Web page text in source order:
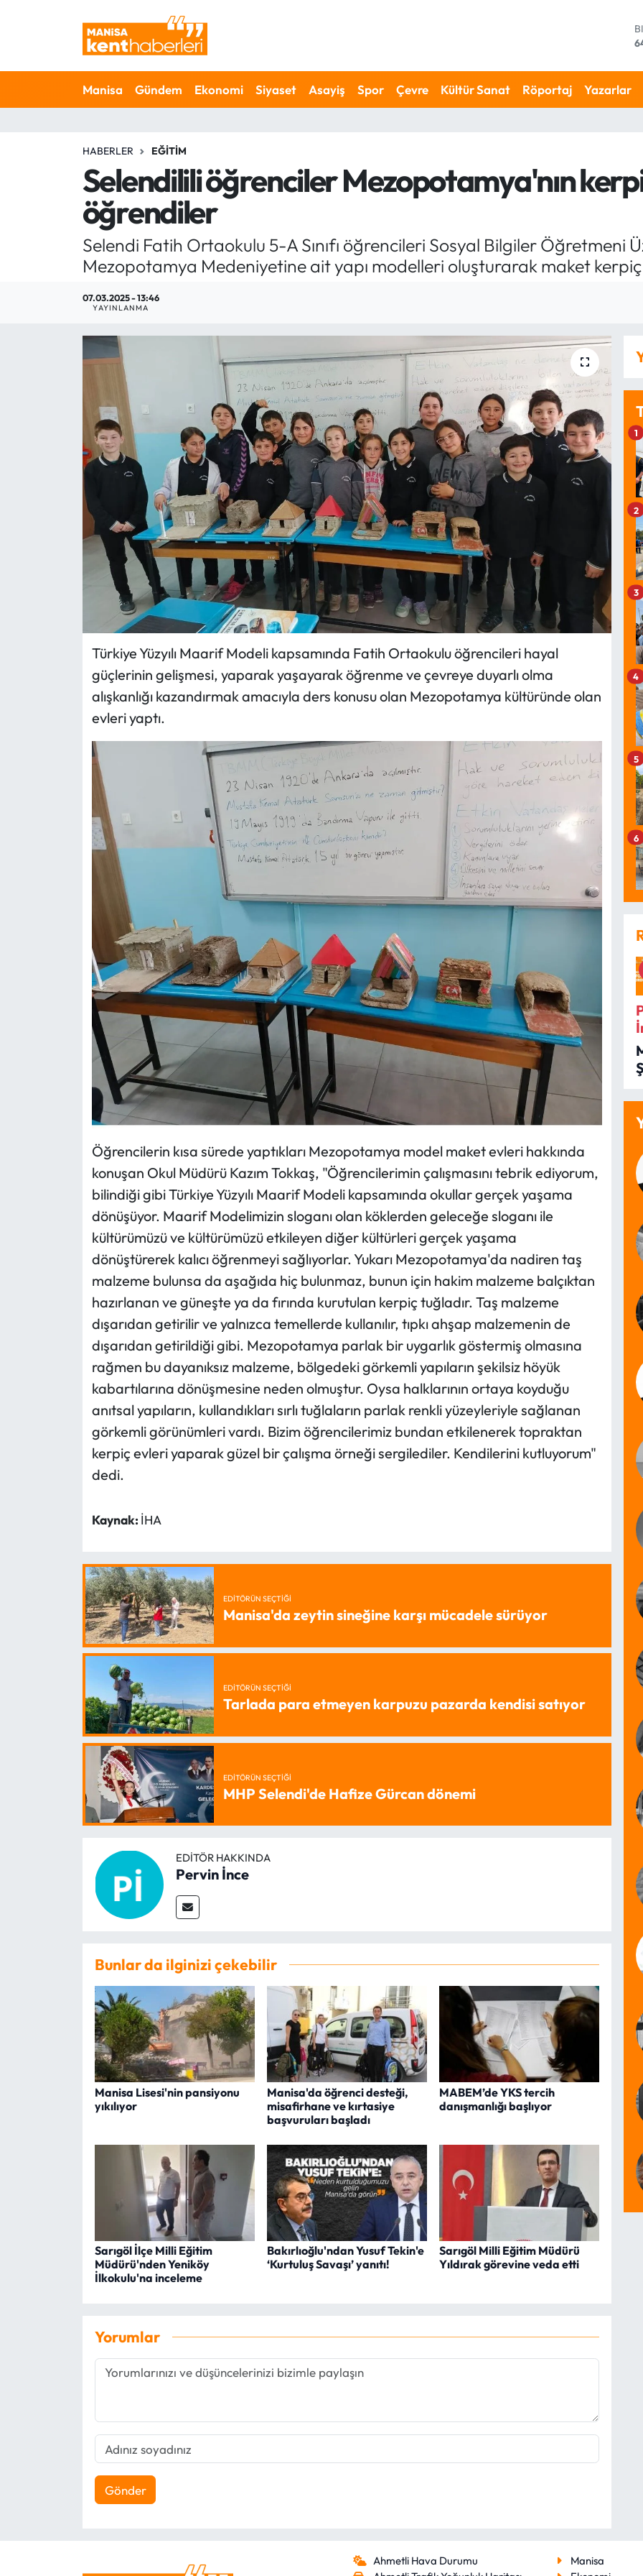
Manisa Gündem Ekonomi Siyaset Asayiş Spor Çevre Kültür Sanat Röportaj Yazarlar
HABERLER EĞITIM
Selendilili öğrenciler Mezopotamya'nın
öğrendiler
Selendi Fatih Ortaokulu 5-A Sınıfı öğrencileri Sosyal Bilgiler Öğretmeni
Mezopotamya Medeniyetine ait yapı modelleri oluşturarak maket kerpiç
07.03.2025 - 13:46
YAYINLANMA
Türkiye Yüzyılı Maarif Modeli kapsamında Fatih Ortaokulu öğrencileri hayal
güçlerinin gelişmesi, yaparak yaşayarak öğrenme ve çevreye duyarlı olma
alışkanlığı kazandırmak amacıyla ders konusu olan Mezopotamya kültüründe olan
evleri yaptı.
Öğrencilerin kısa sürede yaptıkları Mezopotamya model maket evleri hakkında
konuşan Okul Müdürü Kazım Tokkaş, "Öğrencilerimin çalışmasını tebrik ediyorum,
bilindiği gibi Türkiye Yüzyılı Maarif Modeli kapsamında okullar gerçek yaşama
dönüşüyor. Maarif Modelimizin sloganı olan köklerden geleceğe sloganı ile
kültürümüzü ve kültürümüzü etkileyen diğer kültürleri gerçek yaşama
dönüştürerek kalıcı öğrenmeyi sağlıyorlar. Yukarı Mezopotamya'da nadiren taş
malzeme bulunsa da aşağıda hiç bulunmaz, bunun için hakim malzeme balçıktan
hazırlanan ve güneşte ya da fırında kurutulan kerpiç tuğladır. Taş malzeme
dışarıdan getirilir ve yalnızca temellerde kullanılır, tıpkı ahşap malzemenin de
dışarıdan getirildiği gibi. Mezopotamya parlak bir uygarlık göstermiş olmasına
rağmen bu dayanıksız malzeme, bölgedeki görkemli yapıların şekilsiz höyük
kabartılarına dönüşmesine neden olmuştur. Oysa halklarının ortaya koyduğu
anıtsal yapıların, kullandıkları sırlı tuğlaların parlak renkli yüzeyleriyle sağlanan
görkemli görünümleri vardı. Bizim öğrencilerimiz bundan etkilenerek topraktan
kerpiç evleri yaparak güzel bir çalışma örneği sergilediler. Kendilerini kutluyorum"
dedi.
Kaynak: İHA
EDITÖRÜN SEÇTIĞI
Manisa'da zeytin sineğine karşı mücadele sürüyor
EDITÖRÜN SEÇTIĞI
Tarlada para etmeyen karpuzu pazarda kendisi satıyor
EDITÖRÜN SEÇTIĞI
MHP Selendi'de Hafize Gürcan dönemi
EDITÖR HAKKINDA
Pervin İnce
Bunlar da ilginizi çekebilir
Manisa Lisesi'nin pansiyonu
yıkılıyor
Manisa'da öğrenci desteği,
misafirhane ve kırtasiye
başvuruları başladı
MABEM’de YKS tercih
danışmanlığı başlıyor
Sarıgöl İlçe Milli Eğitim
Müdürü'nden Yeniköy
İlkokulu'na inceleme
Bakırlıoğlu'ndan Yusuf Tekin'e
‘Kurtuluş Savaşı’ yanıtı!
Sarıgöl Milli Eğitim Müdürü
Yıldırak görevine veda etti
Yorumlar
Gönder
1
2
3
4
5
6
Ahmetli Hava Durumu
Manisa
Ahmetli Hava Durumu
Ahmetli Trafik Yoğunluk Haritası
Son Dakika Haberleri
Haber Arşivi